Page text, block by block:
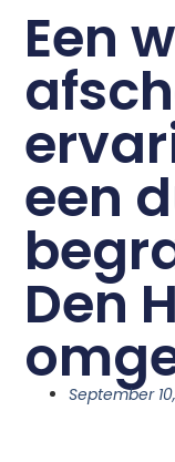
Een
een
Den
September